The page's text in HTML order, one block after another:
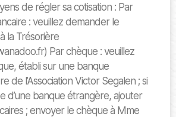
de régler sa cotisation : Par
: veuillez demander le
la Trésorière
Par chèque : veuillez
établi sur une banque
de l’Association Victor Segalen ; si
d’une banque étrangère, ajouter
; envoyer le chèque à Mme